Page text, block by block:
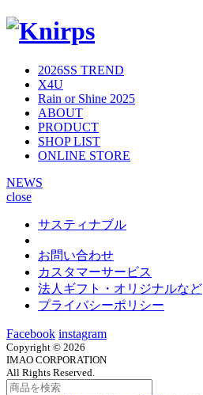
2026SS TREND
X4U
Rain or Shine 2025
ABOUT
PRODUCT
SHOP LIST
ONLINE STORE
NEWS
close
サスティナブル
お問い合わせ
カスタマーサービス
法人ギフト・オリジナルなど
プライバシーポリシー
Facebook instagram
Copyright © 2026
IMAO CORPORATION
All Rights Reserved.